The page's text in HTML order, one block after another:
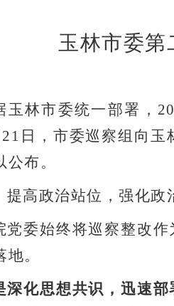
玉林市委第
玉林市委统一部署，
21 日，市委巡察组向
布。
提高政治站位，强化
党委始终将巡察整改
。
深化思想共识，迅速部